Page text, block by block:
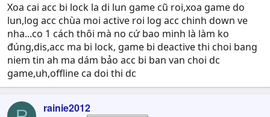
Xoa cai acc bi lock la di lun game cũ roi,xoa game do
lun,log acc chùa moi active roi log acc chinh down ve
nha...co 1 cách thôi mà no cứ bao minh là làm ko
đúng,dis,acc ma bi lock, game bi deactive thi choi bang
niem tin ah ma dám bảo acc bi ban van choi dc
game,uh,offline ca doi thi dc
rainie2012